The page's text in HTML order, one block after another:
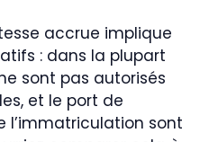
accrue implique
: dans la plupart
sont pas autorisés
et le port de
l’immatriculation sont